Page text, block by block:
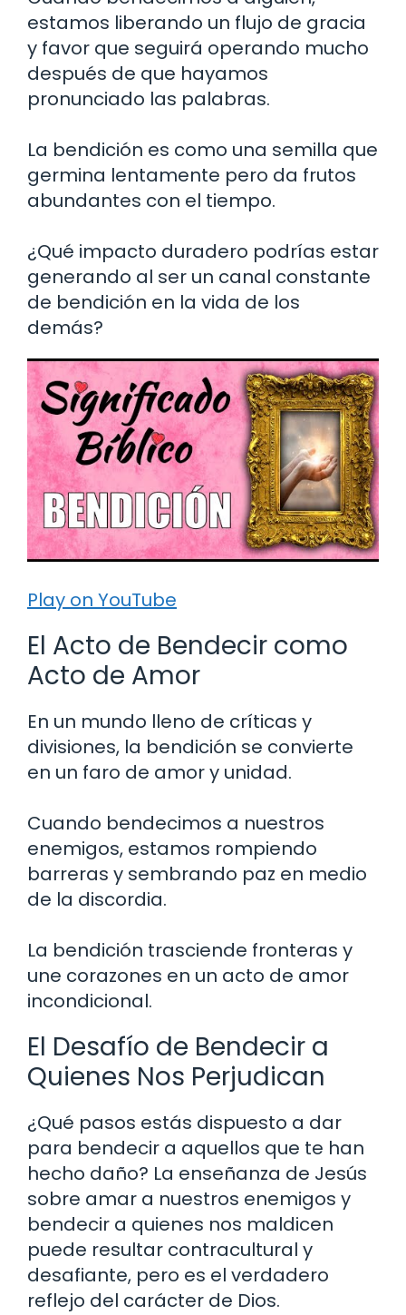
estamos liberando un flujo de gracia
y favor que seguirá operando mucho
después de que hayamos
pronunciado las palabras.
La bendición es como una semilla que
germina lentamente pero da frutos
abundantes con el tiempo.
¿Qué impacto duradero podrías estar
generando al ser un canal constante
de bendición en la vida de los
demás?
Play on YouTube
El Acto de Bendecir como
Acto de Amor
En un mundo lleno de críticas y
divisiones, la bendición se convierte
en un faro de amor y unidad.
Cuando bendecimos a nuestros
enemigos, estamos rompiendo
barreras y sembrando paz en medio
de la discordia.
La bendición trasciende fronteras y
une corazones en un acto de amor
incondicional.
El Desafío de Bendecir a
Quienes Nos Perjudican
¿Qué pasos estás dispuesto a dar
para bendecir a aquellos que te han
hecho daño? La enseñanza de Jesús
sobre amar a nuestros enemigos y
bendecir a quienes nos maldicen
puede resultar contracultural y
desafiante, pero es el verdadero
reflejo del carácter de Dios.